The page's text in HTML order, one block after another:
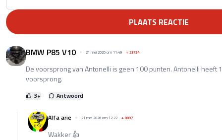
PLAATS REACTIE
BMW P85 V10 21 mei 2026 om 11:49 +23734
De voorsprong van Antonelli is geen 100 punten. Antonelli heeft
voorsprong.
3+ Antwoord
Alfa arie 21 mei 2026 om 12:22 +8897
Wakker 👍